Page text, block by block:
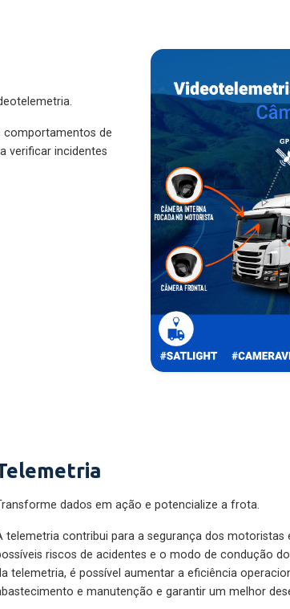
comportamentos de
verificar incidentes
dados em ação e potencialize a frota.
telemetria contribui para a segurança dos
riscos de acidentes e o modo de condução
telemetria, é possível aumentar a eficiência
e manutenção e garantir um melhor